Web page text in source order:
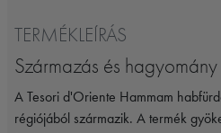
TERMÉKLEÍRÁS
Származás és hagyomány
A Tesori d'Oriente Hammam
régiójából származik. A termék